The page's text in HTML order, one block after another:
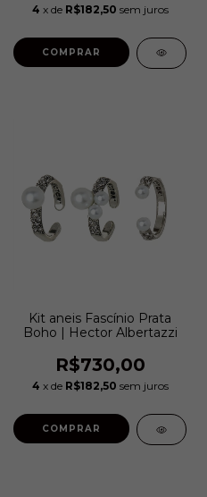
4 x de R$182,50 sem juros
COMPRAR
Kit aneis Fascínio Prata
Boho | Hector Albertazzi
R$730,00
4 x de R$182,50 sem juros
COMPRAR